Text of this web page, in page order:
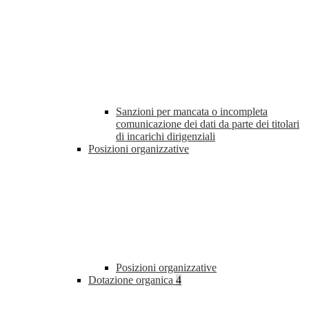
Sanzioni per mancata o incompleta
comunicazione dei dati da parte dei titolari
di incarichi dirigenziali
Posizioni organizzative
Posizioni organizzative
Dotazione organica 4